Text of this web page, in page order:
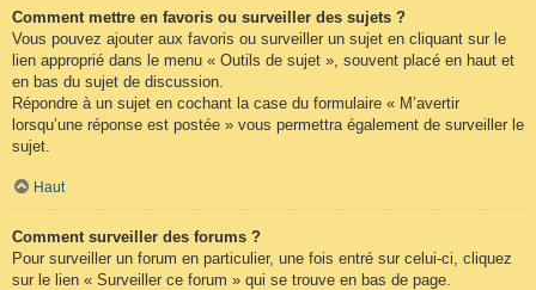
Comment mettre en favoris ou surveiller des sujets ?
Vous pouvez ajouter aux favoris ou surveiller un sujet en cliquant sur le
lien approprié dans le menu « Outils de sujet », souvent placé en haut et
en bas du sujet de discussion.
Répondre à un sujet en cochant la case du formulaire « M’avertir
lorsqu’une réponse est postée » vous permettra également de surveiller le
sujet.
Haut
Comment surveiller des forums ?
Pour surveiller un forum en particulier, une fois entré sur celui-ci, cliquez
sur le lien « Surveiller ce forum » qui se trouve en bas de page.